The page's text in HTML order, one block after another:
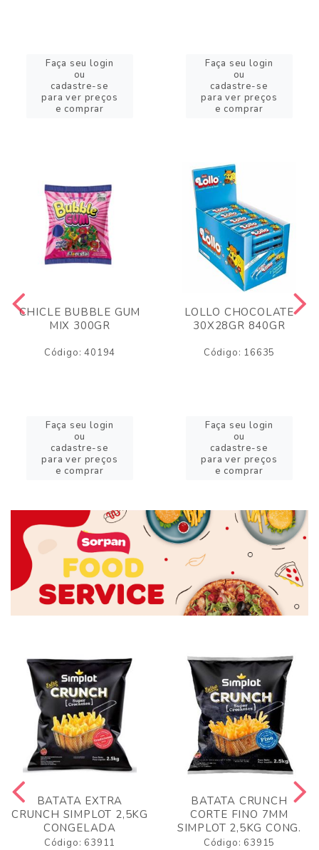
Faça seu login
ou
cadastre-se
para ver preços
e comprar
Faça seu login
ou
cadastre-se
para ver preços
e comprar
CHICLE BUBBLE GUM
MIX 300GR
Código: 40194
Faça seu login
ou
cadastre-se
para ver preços
e comprar
LOLLO CHOCOLATE
30X28GR 840GR
Código: 16635
Faça seu login
ou
cadastre-se
para ver preços
e comprar
BATATA EXTRA
CRUNCH SIMPLOT 2,5KG
CONGELADA
Código: 63911
BATATA CRUNCH
CORTE FINO 7MM
SIMPLOT 2,5KG CONG.
Código: 63915